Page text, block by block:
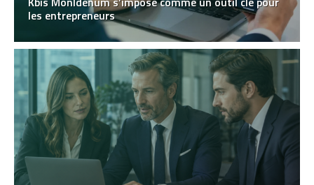
les entrepreneurs